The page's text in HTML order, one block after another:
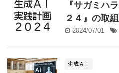
『サガミハ
２４』の取組
2024/07/01
生成ＡＩ